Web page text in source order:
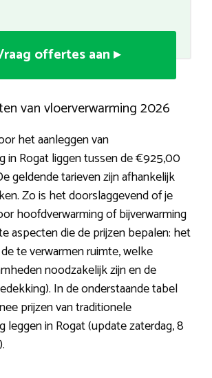
offertes aan ▸
van vloerverwarming 2026
het aanleggen van
in Rogat liggen tussen de €925,00
geldende tarieven zijn afhankelijk
Zo is het doorslaggevend of je
hoofdverwarming of bijverwarming
aspecten die de prijzen bepalen: het
te verwarmen ruimte, welke
noodzakelijk zijn en de
In de onderstaande tabel
prijzen van traditionele
leggen in Rogat (update zaterdag, 8